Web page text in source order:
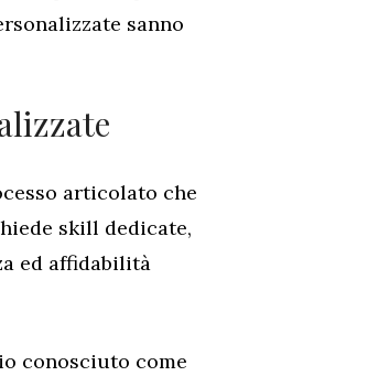
sanno
articolato che
skill dedicate,
ed affidabilità
conosciuto come